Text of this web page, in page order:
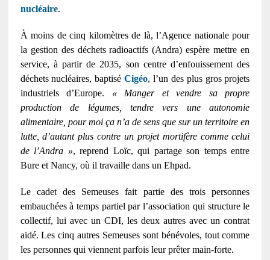
nucléaire.
À moins de cinq kilomètres de là, l’Agence nationale pour
la gestion des déchets radioactifs (Andra) espère mettre en
service, à partir de 2035, son centre d’enfouissement des
déchets nucléaires, baptiséCigéo, l’un des plus gros projets
industriels d’Europe. « Manger et vendre sa propre
production de légumes, tendre vers une autonomie
alimentaire, pour moi ça n’a de sens que sur un territoire en
lutte, d’autant plus contre un projet mortifère comme celui
de l’Andra », reprend Loïc, qui partage son temps entre
Bure et Nancy, où il travaille dans un Ehpad.
Le cadet des Semeuses fait partie des trois personnes
embauchées à temps partiel par l’association qui structure le
collectif, lui avec un CDI, les deux autres avec un contrat
aidé. Les cinq autres Semeuses sont bénévoles, tout comme
les personnes qui viennent parfois leur prêter main-forte.